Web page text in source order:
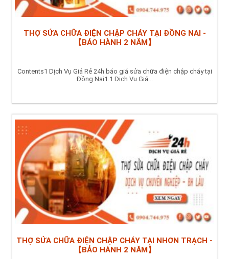
THỢ SỬA CHỮA ĐIỆN CHẬP CHÁY TẠI ĐỒNG NAI -
【BẢO HÀNH 2 NĂM】
Contents1 Dịch Vụ Giá Rẻ 24h báo giá sửa chữa điện chập cháy tại
Đồng Nai1.1 Dịch Vụ Giá...
THỢ SỬA CHỮA ĐIỆN CHẬP CHÁY TẠI NHƠN TRẠCH -
【BẢO HÀNH 2 NĂM】